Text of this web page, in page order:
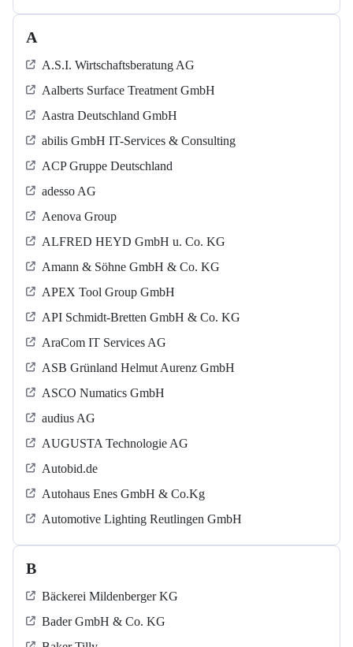
A
A.S.I. Wirtschaftsberatung AG
Aalberts Surface Treatment GmbH
Aastra Deutschland GmbH
abilis GmbH IT-Services & Consulting
ACP Gruppe Deutschland
adesso AG
Aenova Group
ALFRED HEYD GmbH u. Co. KG
Amann & Söhne GmbH & Co. KG
APEX Tool Group GmbH
API Schmidt-Bretten GmbH & Co. KG
AraCom IT Services AG
ASB Grün­land Helmut Au­renz GmbH
ASCO Numatics GmbH
audius AG
AUGUSTA Technologie AG
Autobid.de
Autohaus Enes GmbH & Co.Kg
Automotive Lighting Reutlingen GmbH
B
Bäckerei Mildenberger KG
Bader GmbH & Co. KG